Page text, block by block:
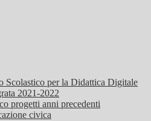
Scolastico per la Didattica Digitale
2021-2022
progetti anni precedenti
civica